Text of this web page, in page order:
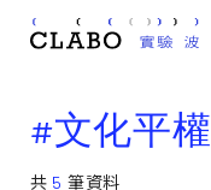
#文化平權
共 5 筆資料